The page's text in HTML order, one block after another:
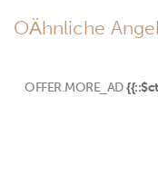
OÄhnliche
OFFER.MORE_AD